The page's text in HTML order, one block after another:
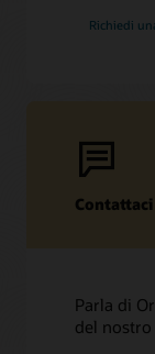
Richiedi
Contattaci
Parla di
del nostro